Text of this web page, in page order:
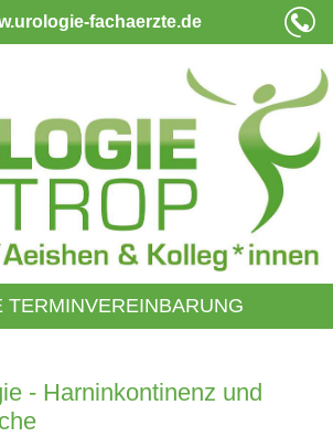
fachaerzte.de
TERMINVEREINBARUNG
- Harninkontinenz und